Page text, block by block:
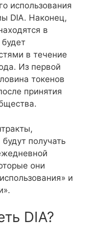
использования
DIA. Наконец,
в
в течение
Из первой
токенов
принятия
получать
они
и
DIA?